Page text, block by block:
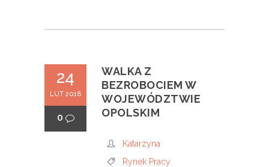
24
LUT 2018
0
WALKA Z
BEZROBOCIEM W
WOJEWÓDZTWIE
OPOLSKIM
Katarzyna
Rynek Pracy